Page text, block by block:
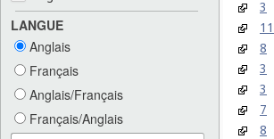
LANGUE
Anglais
Français
Anglais/Français
Français/Anglais
3
11
8
3
3
7
8